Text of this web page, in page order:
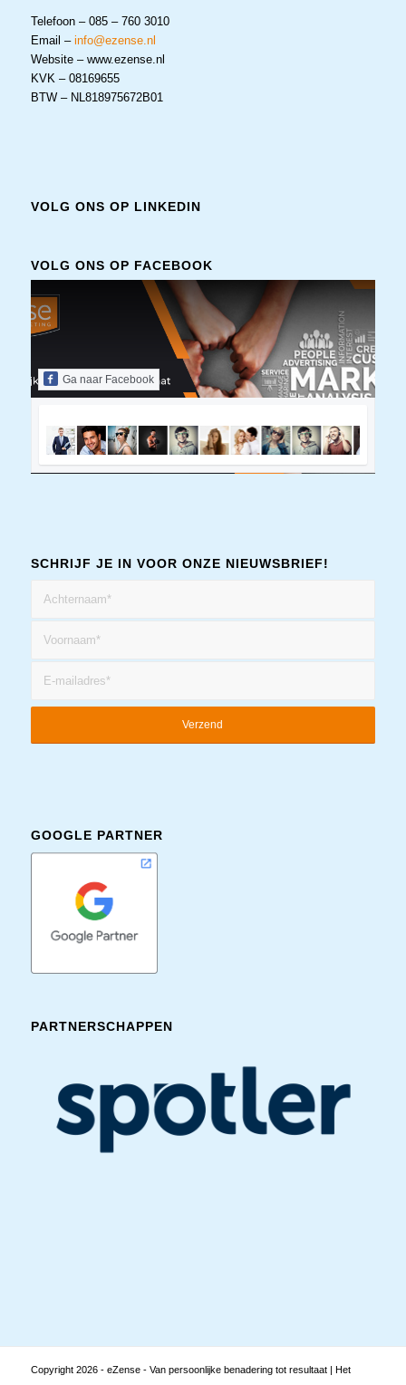
Telefoon – 085 – 760 3010
Email – info@ezense.nl
Website – www.ezense.nl
KVK – 08169655
BTW – NL818975672B01
VOLG ONS OP LINKEDIN
VOLG ONS OP FACEBOOK
Ga naar Facebook
SCHRIJF JE IN VOOR ONZE NIEUWSBRIEF!
GOOGLE PARTNER
PARTNERSCHAPPEN
Copyright 2026 - eZense - Van persoonlijke benadering tot resultaat | Het